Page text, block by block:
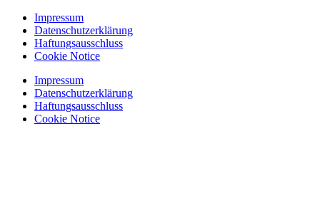
Zum
Inhalt
springen
Impressum
Datenschutzerklärung
Haftungsausschluss
Cookie Notice
Impressum
Datenschutzerklärung
Haftungsausschluss
Cookie Notice